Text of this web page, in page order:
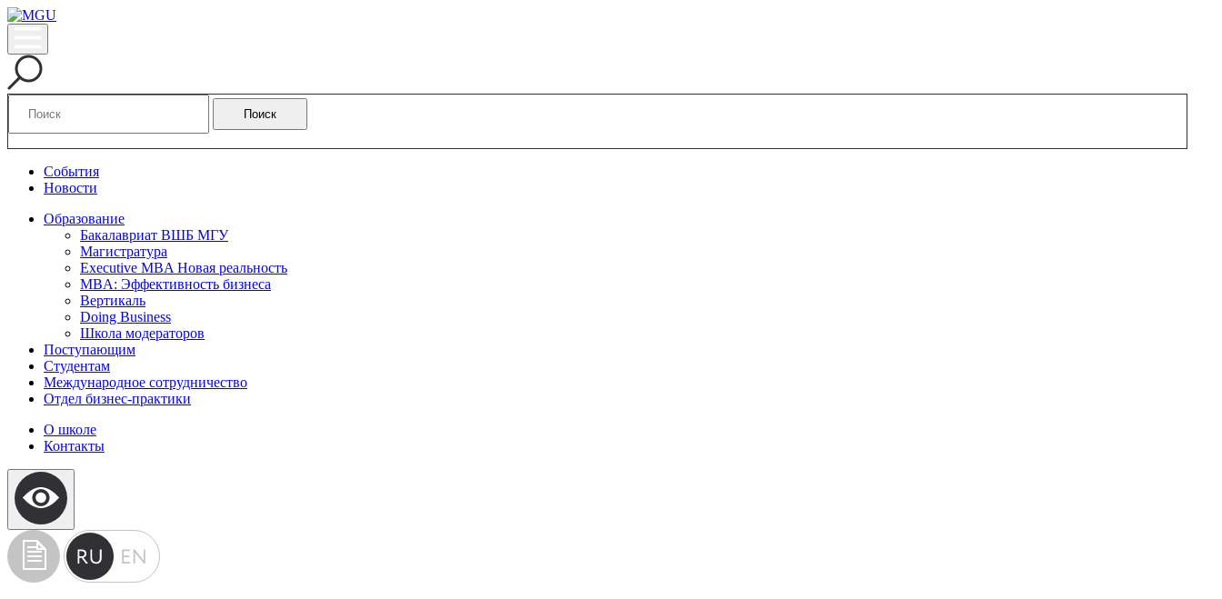
Поиск
События
Новости
Образование
Бакалавриат ВШБ МГУ
Магистратура
Executive MBA Новая реальность
MBA: Эффективность бизнеса
Вертикаль
Doing Business
Школа модераторов
Поступающим
Студентам
Международное сотрудничество
Отдел бизнес-практики
О школе
Контакты